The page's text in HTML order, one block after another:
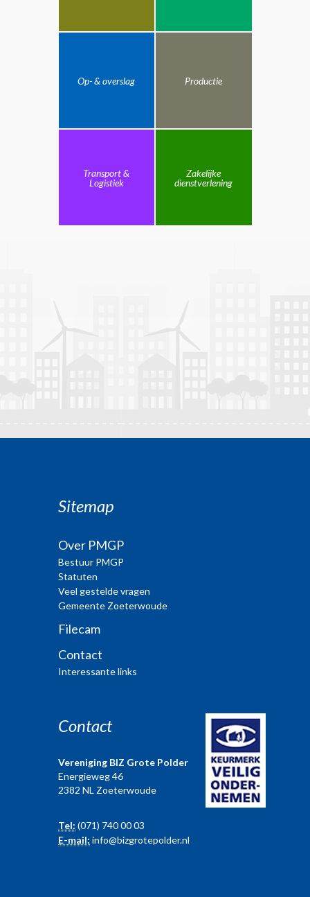
Op- & overslag Productie
Transport &
Logistiek
Zakelijke
dienstverlening
Sitemap
Over PMGP
Bestuur PMGP
Statuten
Veel gestelde vragen
Gemeente Zoeterwoude
Filecam
Contact
Interessante links
Contact
Vereniging BIZ Grote Polder
Energieweg 46
2382 NL Zoeterwoude
Tel: (071) 740 00 03
E-mail: info@bizgrotepolder.nl